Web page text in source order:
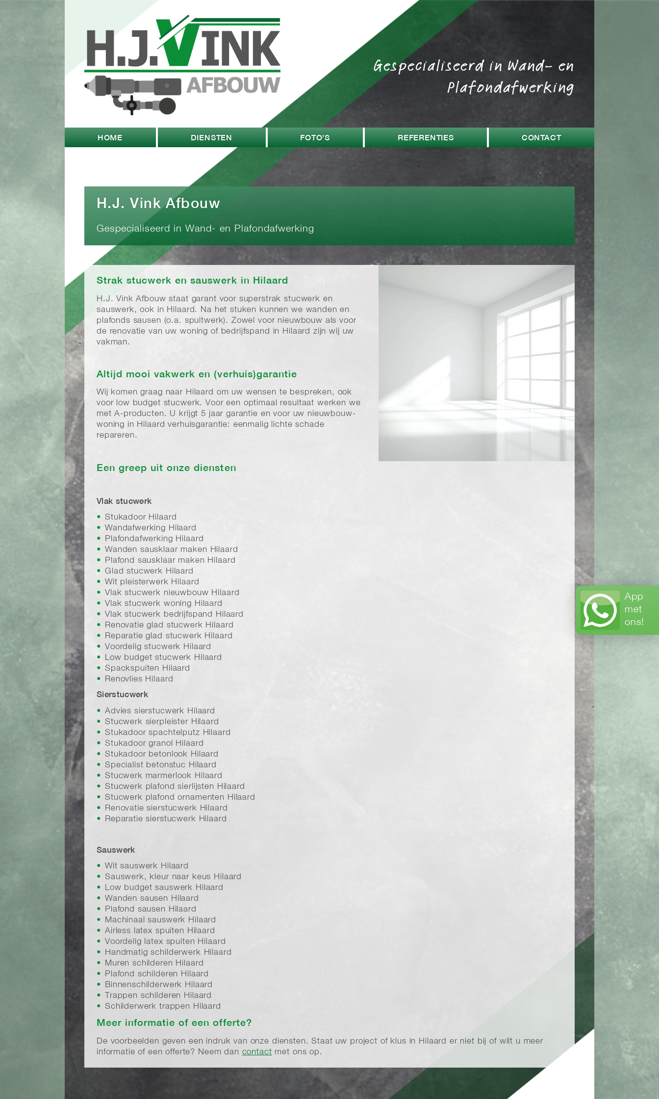
App
met
ons!
Gespecialiseerd in Wand- en
Plafondafwerking
HOME DIENSTEN FOTO’S REFERENTIES CONTACT
H.J. Vink Afbouw
Gespecialiseerd in Wand- en Plafondafwerking
Strak stucwerk en sauswerk in Hilaard
H.J. Vink Afbouw staat garant voor superstrak stucwerk en
sauswerk, ook in Hilaard. Na het stuken kunnen we wanden en
plafonds sausen (o.a. spuitwerk). Zowel voor nieuwbouw als voor
de renovatie van uw woning of bedrijfspand in Hilaard zijn wij uw
vakman.
Altijd mooi vakwerk en (verhuis)garantie
Wij komen graag naar Hilaard om uw wensen te bespreken, ook
voor low budget stucwerk. Voor een optimaal resultaat werken we
met A-producten. U krijgt 5 jaar garantie en voor uw nieuwbouw-
woning in Hilaard verhuisgarantie: eenmalig lichte schade
repareren.
Een greep uit onze diensten
Vlak stucwerk
Stukadoor Hilaard
Wandafwerking Hilaard
Plafondafwerking Hilaard
Wanden sausklaar maken Hilaard
Plafond sausklaar maken Hilaard
Glad stucwerk Hilaard
Wit pleisterwerk Hilaard
Vlak stucwerk nieuwbouw Hilaard
Vlak stucwerk woning Hilaard
Vlak stucwerk bedrijfspand Hilaard
Renovatie glad stucwerk Hilaard
Reparatie glad stucwerk Hilaard
Voordelig stucwerk Hilaard
Low budget stucwerk Hilaard
Spackspuiten Hilaard
Renovlies Hilaard
Sierstucwerk
Advies sierstucwerk Hilaard
Stucwerk sierpleister Hilaard
Stukadoor spachtelputz Hilaard
Stukadoor granol Hilaard
Stukadoor betonlook Hilaard
Specialist betonstuc Hilaard
Stucwerk marmerlook Hilaard
Stucwerk plafond sierlijsten Hilaard
Stucwerk plafond ornamenten Hilaard
Renovatie sierstucwerk Hilaard
Reparatie sierstucwerk Hilaard
Sauswerk
Wit sauswerk Hilaard
Sauswerk, kleur naar keus Hilaard
Low budget sauswerk Hilaard
Wanden sausen Hilaard
Plafond sausen Hilaard
Machinaal sauswerk Hilaard
Airless latex spuiten Hilaard
Voordelig latex spuiten Hilaard
Handmatig schilderwerk Hilaard
Muren schilderen Hilaard
Plafond schilderen Hilaard
Binnenschilderwerk Hilaard
Trappen schilderen Hilaard
Schilderwerk trappen Hilaard
Meer informatie of een offerte?
De voorbeelden geven een indruk van onze diensten. Staat uw project of klus in Hilaard er niet bij of wilt u meer
informatie of een offerte? Neem dan contact met ons op.